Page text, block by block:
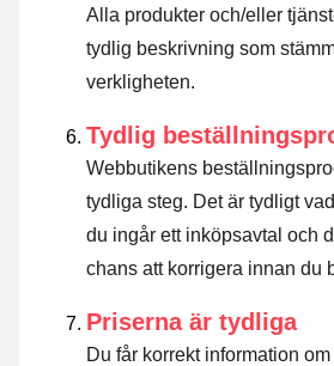
Alla produkter och/eller
tydlig beskrivning som
verkligheten.
Tydlig
Webbutikens
tydliga steg. Det är tydligt
du ingår ett inköpsavtal och
chans att korrigera innan du
Priserna är tydliga
Du får korrekt information